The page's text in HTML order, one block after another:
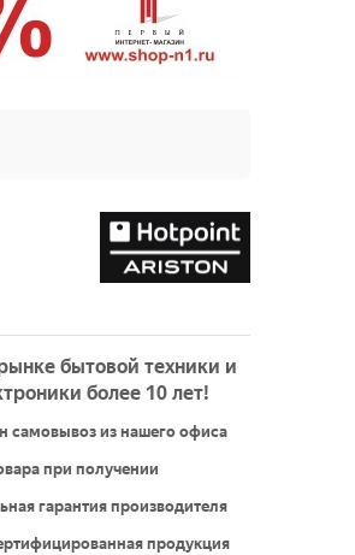
бытовой техники и
более 10 лет!
самовывоз из нашего офиса
при получении
гарантия производителя
продукция